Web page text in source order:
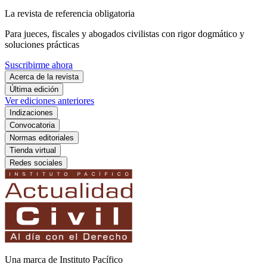
La revista de referencia obligatoria
Para jueces, fiscales y abogados civilistas con rigor dogmático y
soluciones prácticas
Suscribirme ahora
Acerca de la revista
Última edición
Ver ediciones anteriores
Indizaciones
Convocatoria
Normas editoriales
Tienda virtual
Redes sociales
Una marca de Instituto Pacífico